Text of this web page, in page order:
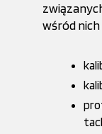
wśród nich